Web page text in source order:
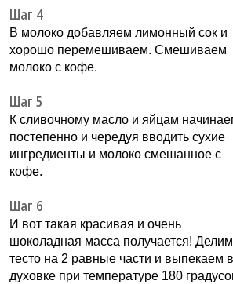
Шаг 4
В молоко добавляем лимонный сок и
хорошо перемешиваем. Смешиваем
молоко с кофе.
Шаг 5
К сливочному масло и яйцам
постепенно и чередуя вводить сухие
ингредиенты и молоко смешанное с
кофе.
Шаг 6
И вот такая красивая и очень
шоколадная масса получается! Делим
тесто на 2 равные части и выпекаем в
духовке при температуре 180